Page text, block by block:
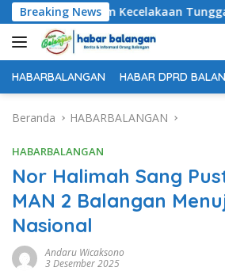
Langsung
ke
konten
Breaking News
Dunia dalam Kecelakaan Tunggal di
HABARBALANGAN HABAR DPRD
Beranda HABARBALANGAN
HABARBALANGAN
Nor Halimah Sang
MAN 2 Balangan
Nasional
Andaru Wicaksono
3 Desember 2025